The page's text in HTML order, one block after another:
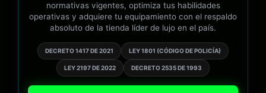
normativas vigentes, optimiza tus habilidades
operativas y adquiere tu equipamiento con el respaldo
absoluto de la tienda líder de lujo en el país.
DECRETO 1417 DE 2021 LEY 1801 (CÓDIGO DE POLICÍA)
LEY 2197 DE 2022 DECRETO 2535 DE 1993